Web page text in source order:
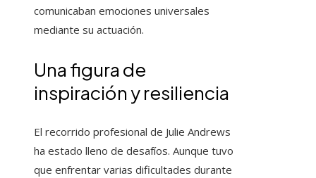
comunicaban emociones universales
mediante su actuación.
Una figura de
inspiración y resiliencia
El recorrido profesional de Julie Andrews
ha estado lleno de desafíos. Aunque tuvo
que enfrentar varias dificultades durante